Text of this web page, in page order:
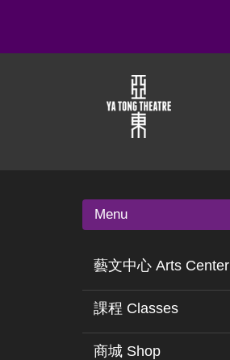
Menu
藝文中心 Arts Center
課程 Classes
商城 Shop